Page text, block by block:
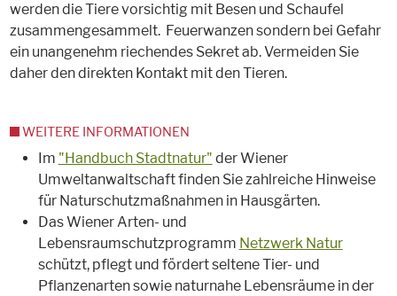
werden die Tiere vorsichtig mit Besen und Schaufel
zusammengesammelt. Feuerwanzen sondern bei Gefahr
ein unangenehm riechendes Sekret ab. Vermeiden Sie
daher den direkten Kontakt mit den Tieren.
WEITERE INFORMATIONEN
Im "Handbuch Stadtnatur" der Wiener
Umweltanwaltschaft finden Sie zahlreiche Hinweise
für Naturschutzmaßnahmen in Hausgärten.
Das Wiener Arten- und
Lebensraumschutzprogramm Netzwerk Natur
schützt, pflegt und fördert seltene Tier- und
Pflanzenarten sowie naturnahe Lebensräume in der